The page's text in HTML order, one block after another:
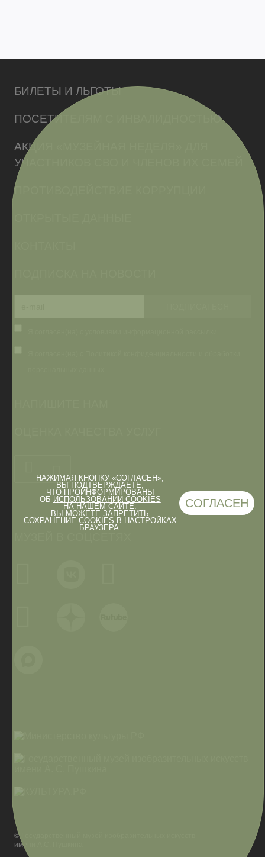
НАЖИМАЯ КНОПКУ «СОГЛАСЕН»,
ВЫ ПОДТВЕРЖДАЕТЕ,
ЧТО ПРОИНФОРМИРОВАНЫ
ОБ ИСПОЛЬЗОВАНИИ COOKIES
НА НАШЕМ САЙТЕ.
ВЫ МОЖЕТЕ ЗАПРЕТИТЬ
СОХРАНЕНИЕ COOKIES В НАСТРОЙКАХ
БРАУЗЕРА.
СОГЛАСЕН
БИЛЕТЫ И ЛЬГОТЫ
ПОСЕТИТЕЛЯМ С ИНВАЛИДНОСТЬЮ
АКЦИЯ «МУЗЕЙНАЯ НЕДЕЛЯ» ДЛЯ
УЧАСТНИКОВ СВО И ЧЛЕНОВ ИХ СЕМЕЙ
ПРОТИВОДЕЙСТВИЕ КОРРУПЦИИ
© Государственный музей изобразительных искусств
имени А.С. Пушкина